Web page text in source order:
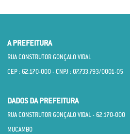
A PREFEITURA
RUA CONSTRUTOR GONÇALO VIDAL
CEP : 62.170­-000 - CNPJ : 07.733.793/0001­-05
DADOS DA PREFEITURA
RUA CONSTRUTOR GONÇALO VIDAL - 62.170­-000
MUCAMBO